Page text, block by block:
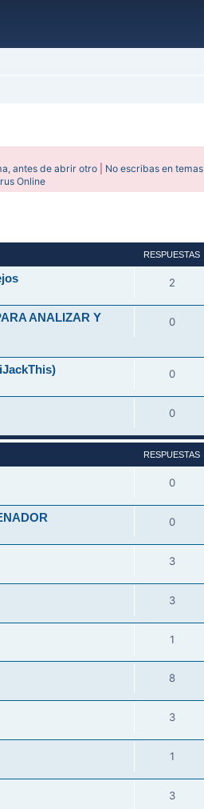
antes de abrir otro
No escribas en
Online
RESPUESTAS
2
ANALIZAR Y
0
0
0
RESPUESTAS
0
0
3
3
1
8
3
1
3